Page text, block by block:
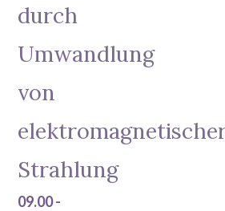
durch
Umwandlung
von
Strahlung
09.00 -